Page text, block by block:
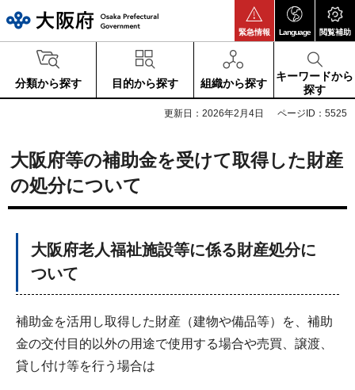
緊急情報 Language 閲覧補助
分類から探す 目的から探す 組織から探す
キーワードから
探す
更新日：2026年2月4日 ページID：5525
大阪府等の補助金を受けて取得した財産
の処分について
大阪府老人福祉施設等に係る財産処分に
ついて
補助金を活用し取得した財産（建物や備品等）を、補助
金の交付目的以外の用途で使用する場合や売買、譲渡、
貸し付け等を行う場合は